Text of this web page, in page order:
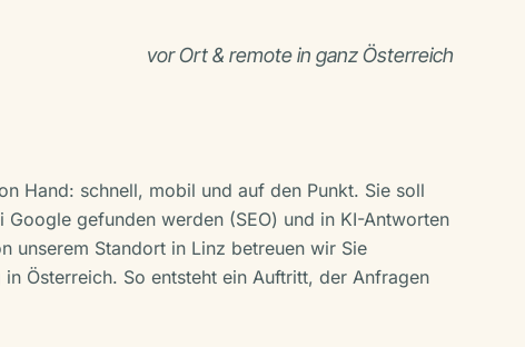
vor Ort & remote in ganz Österreich
Hand: schnell, mobil und auf den Punkt. Sie soll
Google gefunden werden (SEO) und in KI-Antworten
unserem Standort in Linz betreuen wir Sie
Österreich. So entsteht ein Auftritt, der Anfragen